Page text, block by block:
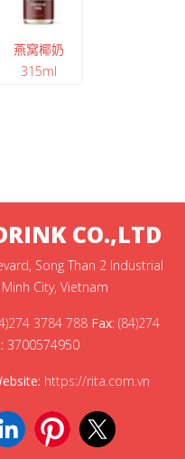
燕窝椰奶
315ml
CO.,LTD
Song Than 2 Industrial
City, Vietnam
3784 788 Fax: (84)274
3700574950
https://rita.com.vn